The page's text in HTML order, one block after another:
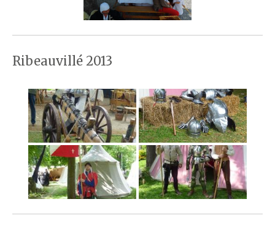
Ribeauvillé 2013